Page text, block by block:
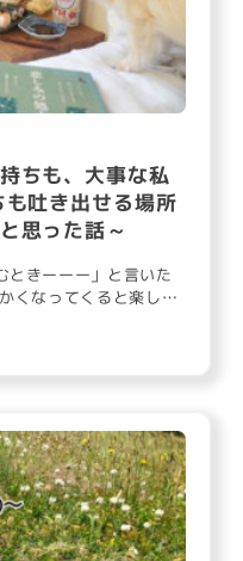
ちも、大事な私
吐き出せる場所
思った話～
ときーーー」と言いた
くなってくると楽しみ